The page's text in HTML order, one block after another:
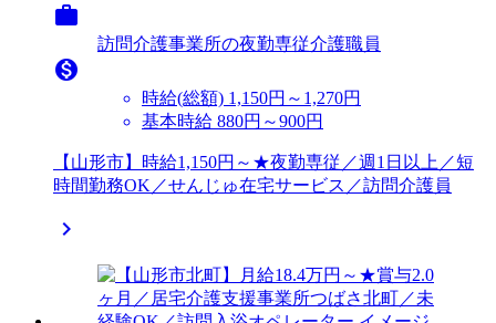

訪問介護事業所の夜勤専従介護職員

時給(総額) 1,150円～1,270円
基本時給 880円～900円
【山形市】時給1,150円～★夜勤専従／週1日以上／短
時間勤務OK／せんじゅ在宅サービス／訪問介護員
